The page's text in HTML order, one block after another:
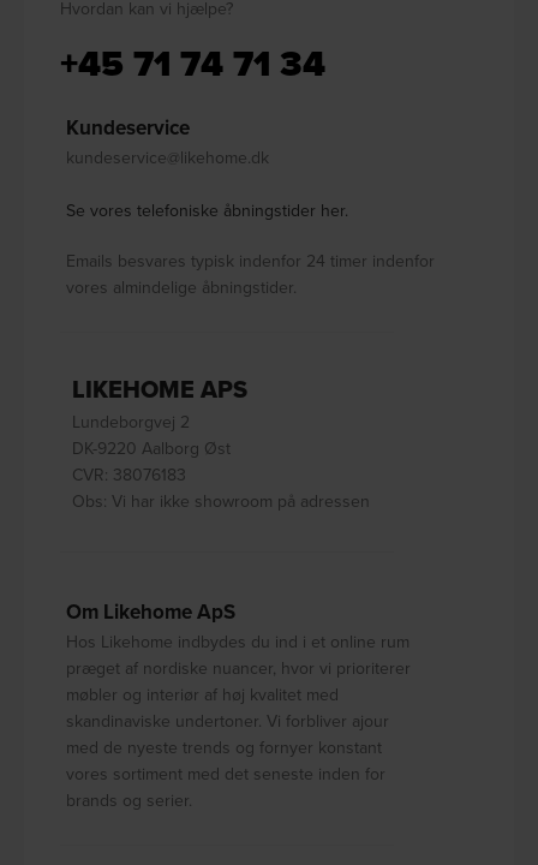
Hvordan kan vi hjælpe?
+45 71 74 71 34
Kundeservice
kundeservice@likehome.dk
Se vores telefoniske åbningstider her.
Emails besvares typisk indenfor 24 timer indenfor
vores almindelige åbningstider.
LIKEHOME APS
Lundeborgvej 2
DK-9220 Aalborg Øst
CVR: 38076183
Obs: Vi har ikke showroom på adressen
Om Likehome ApS
Hos Likehome indbydes du ind i et online rum
præget af nordiske nuancer, hvor vi prioriterer
møbler og interiør af høj kvalitet med
skandinaviske undertoner. Vi forbliver ajour
med de nyeste trends og fornyer konstant
vores sortiment med det seneste inden for
brands og serier.